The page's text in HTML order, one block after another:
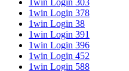
1win Login 303
1win Login 378
1win Login 38
1win Login 391
1win Login 396
1win Login 452
1win Login 588